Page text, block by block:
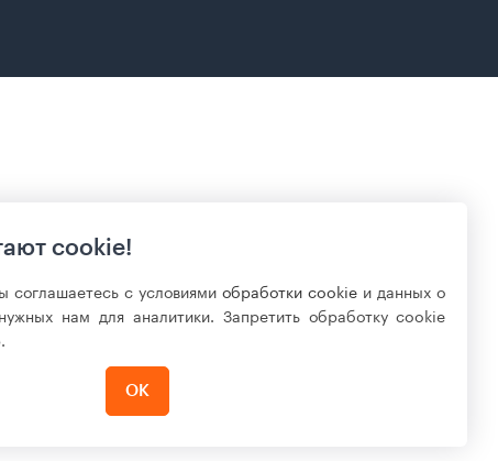
cookie!
соглашаетесь с условиямиобработки cookie и данных о
нам для аналитики. Запретить обработку cookie
ОК